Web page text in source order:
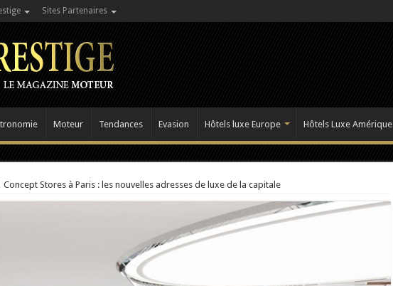
Sites Partenaires
Moteur Tendances Evasion Hôtels luxe Europe Hôtels Luxe Amérique
Concept Stores à Paris : les nouvelles adresses de luxe de la capitale